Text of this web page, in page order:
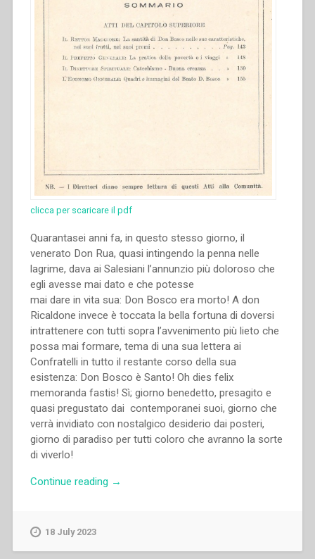
clicca per scaricare il pdf
Quarantasei anni fa, in questo stesso giorno, il
venerato Don Rua, quasi intingendo la penna nelle
lagrime, dava ai Salesiani l’annunzio più doloroso che
egli avesse mai dato e che potesse
mai dare in vita sua: Don Bosco era morto! A don
Ricaldone invece è toccata la bella fortuna di doversi
intrattenere con tutti sopra l’avvenimento più lieto che
possa mai formare, tema di una sua lettera ai
Confratelli in tutto il restante corso della sua
esistenza: Don Bosco è Santo! Oh dies felix
memoranda fastis! Sì; giorno benedetto, presagito e
quasi pregustato dai contemporanei suoi, giorno che
verrà invidiato con nostalgico desiderio dai posteri,
giorno di paradiso per tutti coloro che avranno la sorte
di viverlo!
Continue reading “Pietro
→
18 July 2023